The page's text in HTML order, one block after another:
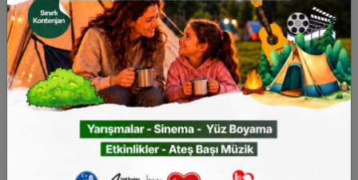
İhale Tarihi:20 Nisan 2026 Pazartesi - 10:30
IKN:2026/543562
İhale Türü:Mal alımı
Birim:Makine İkmal, Bakım ve Onarım
Müdürlüğü
Montaj Dahil Havuz Tipi Damper Kasa Alımı
mal alımı 4734 sayılı Kamu İhale